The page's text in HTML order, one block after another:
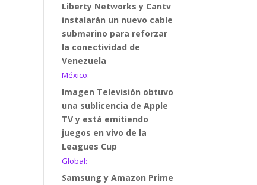
Liberty Networks y Cantv
instalarán un nuevo cable
submarino para reforzar
la conectividad de
Venezuela
México:
Imagen Televisión obtuvo
una sublicencia de Apple
TV y está emitiendo
juegos en vivo de la
Leagues Cup
Global:
Samsung y Amazon Prime